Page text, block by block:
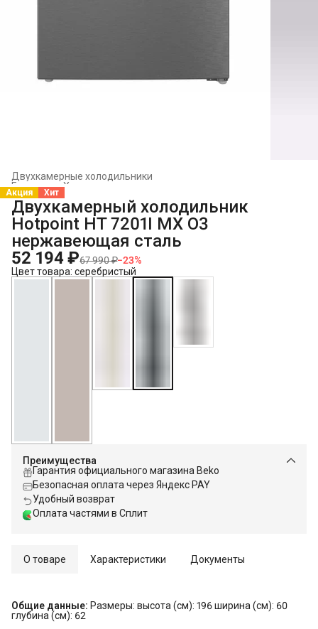
Двухкамерные холодильники
Холодильники и морозильники
Главная ›
Акция Хит
Двухкамерный холодильник
Hotpoint HT 7201I MX O3
нержавеющая сталь
52 194 ₽67 990 ₽−23%
Цвет товара: серебристый
Преимущества
Гарантия официального магазина Beko
Безопасная оплата через Яндекс PAY
Удобный возврат
Оплата частями в Сплит
О товаре Характеристики Документы
Общие данные: Размеры: высота (см): 196 ширина (см): 60
глубина (см): 62